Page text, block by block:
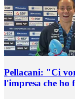
Pellacani: "Ci
l'impresa che ho